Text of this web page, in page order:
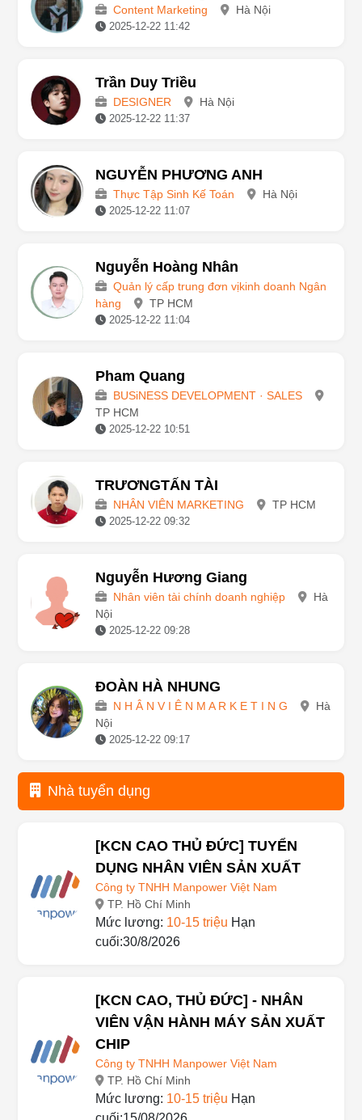
Content Marketing Hà Nội
2025-12-22 11:42
Trần Duy Triều
DESIGNER Hà Nội
2025-12-22 11:37
NGUYỄN PHƯƠNG ANH
Thực Tập Sinh Kế Toán Hà Nội
2025-12-22 11:07
Nguyễn Hoàng Nhân
Quản lý cấp trung đơn vịkinh doanh Ngân
hàng
TP HCM
2025-12-22 11:04
Pham Quang
BUSiNESS DEVELOPMENT · SALES
TP HCM
2025-12-22 10:51
TRƯƠNGTẤN TÀI
NHÂN VIÊN MARKETING TP HCM
2025-12-22 09:32
Nguyễn Hương Giang
Nhân viên tài chính doanh nghiệp
Hà
Nội
2025-12-22 09:28
ĐOÀN HÀ NHUNG
N H Â N V I Ê N M A R K E T I N G
Hà
Nội
2025-12-22 09:17
Nhà tuyển dụng
[KCN CAO THỦ ĐỨC] TUYỂN
DỤNG NHÂN VIÊN SẢN XUẤT
Công ty TNHH Manpower Việt Nam
TP. Hồ Chí Minh
Mức lương: 10-15 triệu Hạn
cuối:30/8/2026
[KCN CAO, THỦ ĐỨC] - NHÂN
VIÊN VẬN HÀNH MÁY SẢN XUẤT
CHIP
Công ty TNHH Manpower Việt Nam
TP. Hồ Chí Minh
Mức lương: 10-15 triệu Hạn